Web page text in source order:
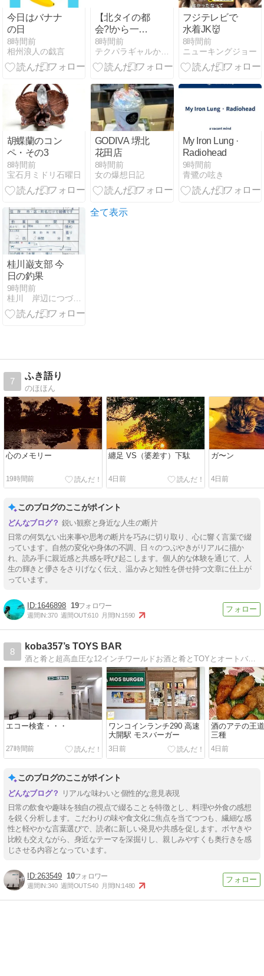
今日はバナナ
の日
8時間前
相州浪人の戯言
【北タイの都
会?!から一
言】誇り間違
い
8時間前
テクパラギャルから牧師へ！
フジテレビで
水着JK👹
8時間前
ニューキングジョー
胡蝶蘭のコン
ペ・その3
8時間前
宝石月ミドリ石曜日
GODIVA 堺北
花田店
8時間前
女の爆想日記
My Iron Lung ·
Radiohead
9時間前
青鷺の呟き
桂川巌支部 今
日の釣果
9時間前
桂川 岸辺につづく牧野原
全て表示
7
ふき語り
のほほん
心のメモリー
19時間前
纏足 VS（婆差す）下駄
4日前
ガ〜ン
4日前
このブログのここがポイント
鋭い観察と身近な人生の断片
日常の何気ない出来事や思考の断片を巧みに切り取り、心に響く言葉で綴
っています。自然の変化や身体の不調、日々のつぶやきがリアルに描か
れ、読み手に親近感と共感を呼び起こします。個人的な体験を通じて、人
生の輝きと儚さをさりげなく伝え、温かみと知性を併せ持つ文章に仕上が
っています。
1646898 19
週間IN:370 週間OUT:610 月間IN:1590
8
koba357’s TOYS BAR
酒と肴と超高血圧な12インチワールドお酒と肴とTOYとオートバイとスポーツと時事ネタと
エコー検査・・・
27時間前
ワンコインランチ290 高速
大開駅 モスバーガー
3日前
酒のアテの王
三種
4日前
このブログのここがポイント
リアルな味わいと個性的な意見表現
日常の飲食や趣味を独自の視点で綴ることを特徴とし、料理や外食の感想
を鋭く分析します。こだわりの味や食文化に焦点を当てつつも、繊細な感
性と軽やかな言葉選びで、読者に新しい発見や共感を促します。ボヤきや
比較も交えながら、身近なテーマを深掘りし、親しみやすくも奥行きを感
じさせる内容となっています。
263549 10
週間IN:340 週間OUT:540 月間IN:1480